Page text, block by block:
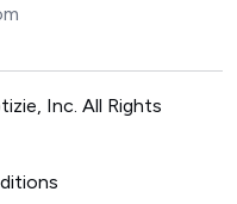
Inc. All Rights